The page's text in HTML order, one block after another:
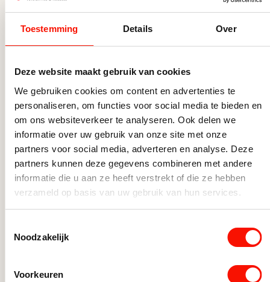
Toestemming Details Over
Deze website maakt gebruik van cookies
We gebruiken cookies om content en advertenties te
personaliseren, om functies voor social media te bieden en
om ons websiteverkeer te analyseren. Ook delen we
informatie over uw gebruik van onze site met onze
partners voor social media, adverteren en analyse. Deze
partners kunnen deze gegevens combineren met andere
informatie die u aan ze heeft verstrekt of die ze hebben
verzameld op basis van uw gebruik van hun services.
Noodzakelijk
Voorkeuren
Gouden Cicada decoratie Insect
maat M
Op voorraad
17,90
maat
Op
14,95